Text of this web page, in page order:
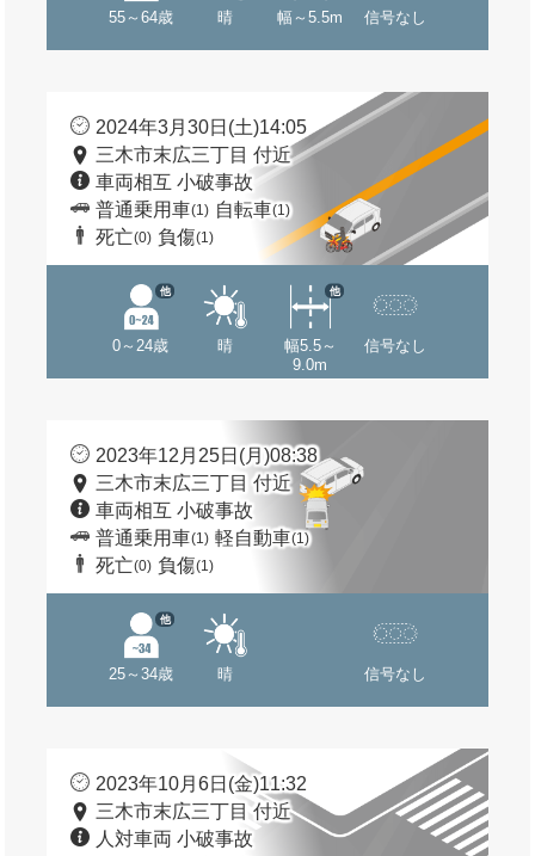
55～64歳 晴 幅～5.5m 信号なし
2024年3月30日(土)14:05
三木市末広三丁目 付近
車両相互 小破事故
普通乗用車(1) 自転車(1)
死亡(0) 負傷(1)
0～24歳
他
晴
幅5.5～
9.0m
他
信号なし
2023年12月25日(月)08:38
三木市末広三丁目 付近
車両相互 小破事故
普通乗用車(1) 軽自動車(1)
死亡(0) 負傷(1)
25～34歳
他
晴 信号なし
2023年10月6日(金)11:32
三木市末広三丁目 付近
人対車両 小破事故